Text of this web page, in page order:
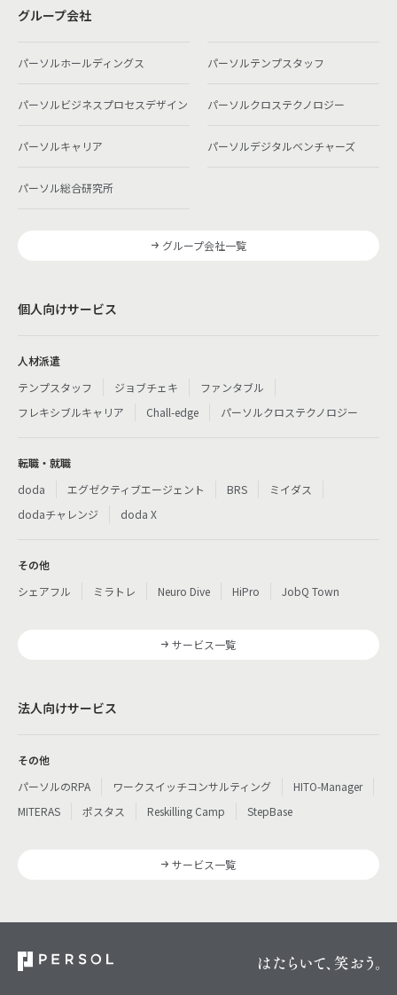
グループ会社
パーソルホールディングス パーソルテンプスタッフ
パーソルビジネスプロセスデザイン パーソルクロステクノロジー
パーソルキャリア パーソルデジタルベンチャーズ
パーソル総合研究所
グループ会社一覧
個人向けサービス
人材派遣
テンプスタッフ
ジョブチェキ
ファンタブル
フレキシブルキャリア
Chall-edge パーソルクロステクノロジー
転職・就職
doda
エグゼクティブエージェント BRS
ミイダス
dodaチャレンジ
doda X
その他
シェアフル
ミラトレ Neuro Dive HiPro JobQ Town
サービス一覧
法人向けサービス
その他
パーソルのRPA
ワークスイッチコンサルティング
HITO-Manager
MITERAS
ポスタス Reskilling Camp StepBase
サービス一覧